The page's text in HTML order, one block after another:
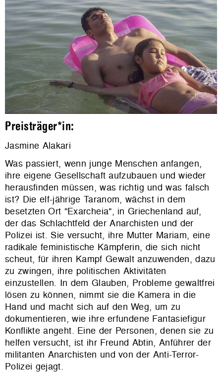
Preisträger*in:
Jasmine Alakari
Was passiert, wenn junge Menschen anfangen,
ihre eigene Gesellschaft aufzubauen und wieder
herausfinden müssen, was richtig und was falsch
ist? Die elf-jährige Taranom, wächst in dem
besetzten Ort "Exarcheia", in Griechenland auf,
der das Schlachtfeld der Anarchisten und der
Polizei ist. Sie versucht, ihre Mutter Mariam, eine
radikale feministische Kämpferin, die sich nicht
scheut, für ihren Kampf Gewalt anzuwenden, dazu
zu zwingen, ihre politischen Aktivitäten
einzustellen. In dem Glauben, Probleme gewaltfrei
lösen zu können, nimmt sie die Kamera in die
Hand und macht sich auf den Weg, um zu
dokumentieren, wie ihre erfundene Fantasiefigur
Konflikte angeht. Eine der Personen, denen sie zu
helfen versucht, ist ihr Freund Abtin, Anführer der
militanten Anarchisten und von der Anti-Terror-
Polizei gejagt.